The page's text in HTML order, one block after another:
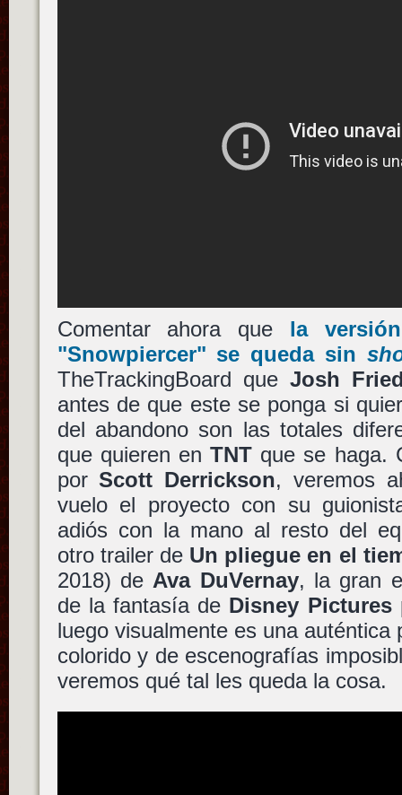
Comentar ahora que la
"Snowpiercer" se queda sin
TheTrackingBoard que Josh
antes de que este se ponga si
del abandono son las totales
que quieren enTNT que se haga.
porScott Derrickson, veremos
vuelo el proyecto con su
adiós con la mano al resto del
otro trailer de Un pliegue en el
2018) de Ava DuVernay, la gran
de la fantasía de Disney Pictures
luego visualmente es una auténtica
colorido y de escenografías
veremos qué tal les queda la cosa.